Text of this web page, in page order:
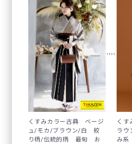
くすみカラー古典 ベージ
ュ/モカ/ブラウン/白 絞
り柄/伝統的柄 最旬 お
く
ラ
み